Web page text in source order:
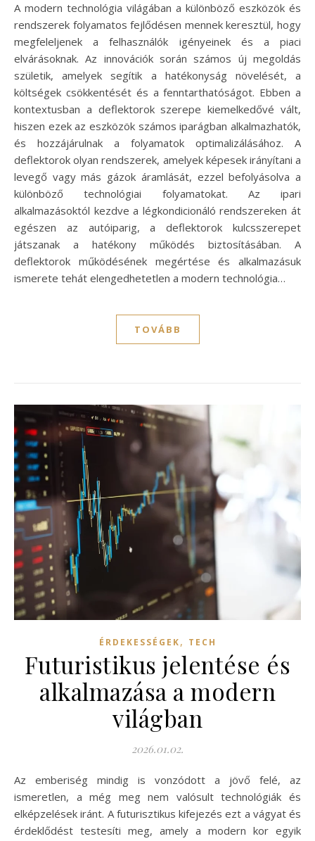
A modern technológia világában a különböző eszközök és
rendszerek folyamatos fejlődésen mennek keresztül, hogy
megfeleljenek a felhasználók igényeinek és a piaci
elvárásoknak. Az innovációk során számos új megoldás
születik, amelyek segítik a hatékonyság növelését, a
költségek csökkentését és a fenntarthatóságot. Ebben a
kontextusban a deflektorok szerepe kiemelkedővé vált,
hiszen ezek az eszközök számos iparágban alkalmazhatók,
és hozzájárulnak a folyamatok optimalizálásához. A
deflektorok olyan rendszerek, amelyek képesek irányítani a
levegő vagy más gázok áramlását, ezzel befolyásolva a
különböző technológiai folyamatokat. Az ipari
alkalmazásoktól kezdve a légkondicionáló rendszereken át
egészen az autóiparig, a deflektorok kulcsszerepet
játszanak a hatékony működés biztosításában. A
deflektorok működésének megértése és alkalmazásuk
ismerete tehát elengedhetetlen a modern technológia…
TOVÁBB
ÉRDEKESSÉGEK, TECH
Futuristikus jelentése és
alkalmazása a modern
világban
2026.01.02.
Az emberiség mindig is vonzódott a jövő felé, az
ismeretlen, a még meg nem valósult technológiák és
elképzelések iránt. A futurisztikus kifejezés ezt a vágyat és
érdeklődést testesíti meg, amely a modern kor egyik